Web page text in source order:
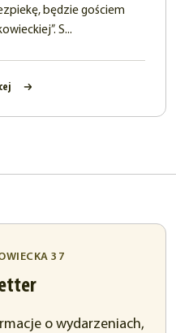
będzie gościem
S...
37
o wydarzeniach,